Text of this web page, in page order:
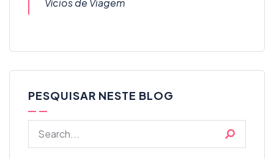
Vícios de Viagem
PESQUISAR NESTE BLOG